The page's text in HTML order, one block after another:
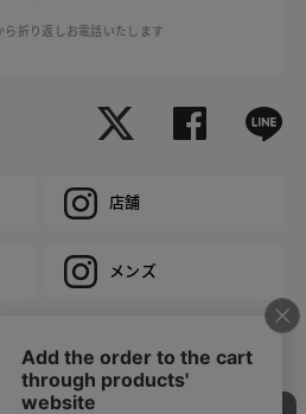
折り返しお電話いたします
店舗
メンズ
ーポリシー